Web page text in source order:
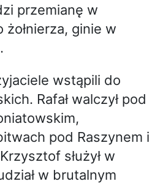
przemianę w
żołnierza, ginie w
wstąpili do
Rafał walczył pod
pod Raszynem i
służył w
w brutalnym